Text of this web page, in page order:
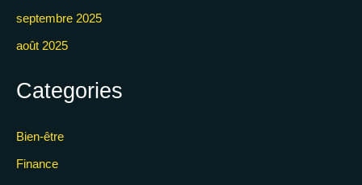
septembre 2025
août 2025
Categories
Bien-être
Finance